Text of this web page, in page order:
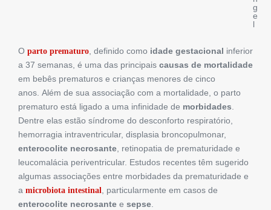
g
e
l
O parto prematuro, definido como idade gestacional inferior
a 37 semanas, é uma das principais causas de mortalidade
em bebês prematuros e crianças menores de cinco
anos. Além de sua associação com a mortalidade, o parto
prematuro está ligado a uma infinidade de morbidades.
Dentre elas estão síndrome do desconforto respiratório,
hemorragia intraventricular, displasia broncopulmonar,
enterocolite necrosante, retinopatia de prematuridade e
leucomalácia periventricular. Estudos recentes têm sugerido
algumas associações entre morbidades da prematuridade e
a microbiota intestinal, particularmente em casos de
enterocolite necrosante e sepse.